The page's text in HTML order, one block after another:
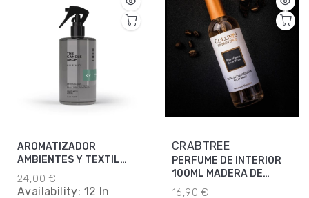
AROMATIZADOR
AMBIENTES Y TEXTIL
CEDRO VERBENA
24,00 €
Availability: 12 In
CRABTREE
PERFUME DE INTERIOR
100ML MADERA DE
ÉBANO
16,90 €